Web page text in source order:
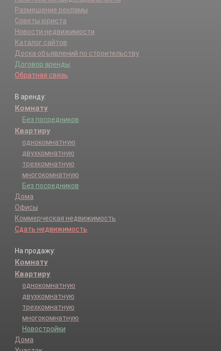
Размещение рекламы
Советы юриста
Новости недвижимости
Каталог сайтов
Доска объявлений по строительству
Договор аренды
Обратная связь
В аренду:
Комнату
Без посредников
Квартиру
однокомнатную
двухкомнатную
трехкомнатную
многокомнатную
Без посредников
Дома
Офисы
Коммерческая недвижимость
Сдать недвижимость
На продажу:
Комнату
Квартиру
однокомнатную
двухкомнатную
трехкомнатную
многокомнатную
Новостройки
Дома